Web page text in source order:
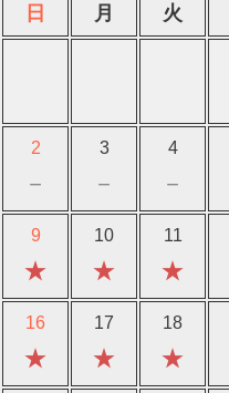
日 月 火
2
－
3
－
4
－
9
★
10
★
11
★
16
★
17
★
18
★